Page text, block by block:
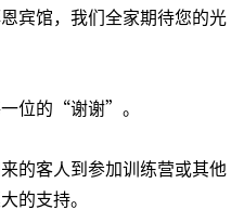
宾馆，我们全家期待您的光
位的“谢谢”。
的客人到参加训练营或其他
的支持。